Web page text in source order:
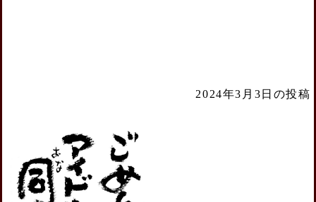
2024年3月3日の投稿